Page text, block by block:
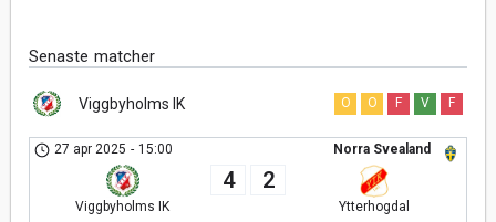
Senaste matcher
Viggbyholms IK O O F V F
Norra Svealand
27 apr 2025 - 15:00
Viggbyholms IK
4 2
Ytterhogdal